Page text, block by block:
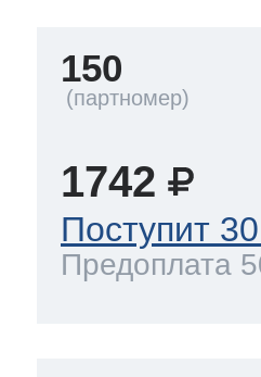
150
1742
Поступит
Предоплата